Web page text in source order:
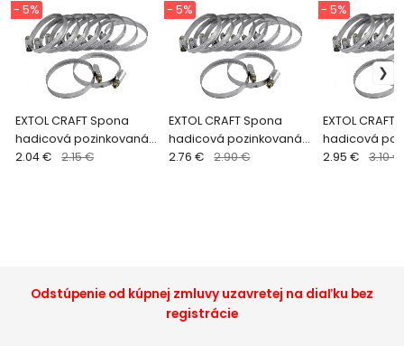
EXTOL CRAFT Spona
hadicová pozinkovaná
10ks, 8-12mm 70500
- 5%
2.04 € 2.15 €
EXTOL CRAFT Spona
hadicová pozinkovaná
10ks, 40-60mm 70507
- 5%
2.76 € 2.90 €
EXTOL CRAFT
hadicová
10ks, 50-
- 5%
2.95 € 3.10 €
Odstúpenie od kúpnej zmluvy uzavretej na diaľku bez
registrácie